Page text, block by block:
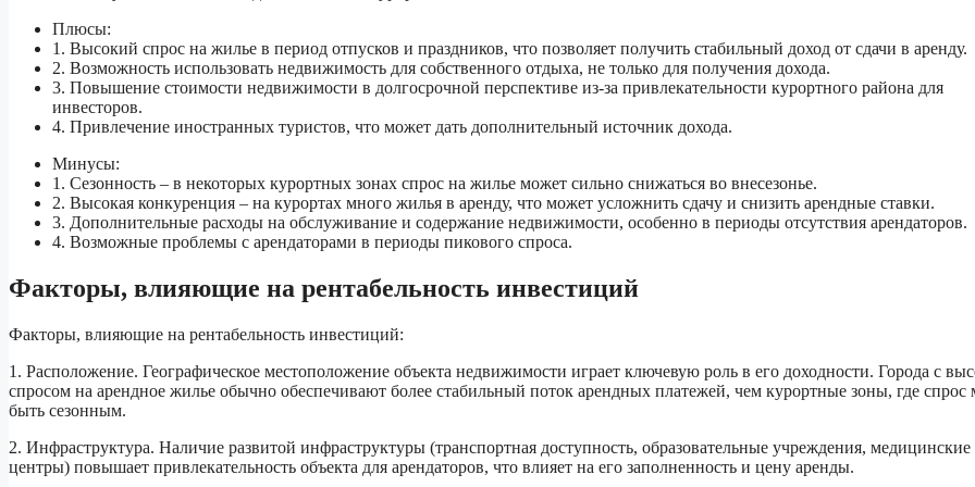
Плюсы:
1. Высокий спрос на жилье в период отпусков и праздников, что позволяет получить стабильный доход от сдачи в аренду.
2. Возможность использовать недвижимость для собственного отдыха, не только для получения дохода.
3. Повышение стоимости недвижимости в долгосрочной перспективе из-за привлекательности курортного района для
инвесторов.
4. Привлечение иностранных туристов, что может дать дополнительный источник дохода.
Минусы:
1. Сезонность – в некоторых курортных зонах спрос на жилье может сильно снижаться во внесезонье.
2. Высокая конкуренция – на курортах много жилья в аренду, что может усложнить сдачу и снизить арендные ставки.
3. Дополнительные расходы на обслуживание и содержание недвижимости, особенно в периоды отсутствия арендаторов.
4. Возможные проблемы с арендаторами в периоды пикового спроса.
Факторы, влияющие на рентабельность инвестиций
Факторы, влияющие на рентабельность инвестиций:
1. Расположение. Географическое местоположение объекта недвижимости играет ключевую роль в его доходности. Города с
спросом на арендное жилье обычно обеспечивают более стабильный поток арендных платежей, чем курортные зоны, где спрос
быть сезонным.
2. Инфраструктура. Наличие развитой инфраструктуры (транспортная доступность, образовательные учреждения, медицинские
центры) повышает привлекательность объекта для арендаторов, что влияет на его заполненность и цену аренды.